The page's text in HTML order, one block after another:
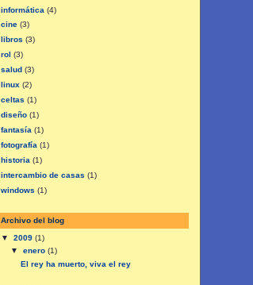
informática (4)
cine (3)
libros (3)
rol (3)
salud (3)
linux (2)
celtas (1)
diseño (1)
fantasía (1)
fotografía (1)
historia (1)
intercambio de casas (1)
windows (1)
Archivo del blog
▼ 2009 (1)
▼ enero (1)
El rey ha muerto, viva el rey